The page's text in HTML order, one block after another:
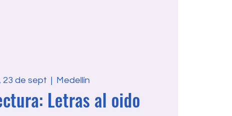
23 de sept
  |
Medellín
Letras al oido